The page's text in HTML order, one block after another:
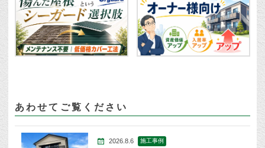
あわせてご覧ください
2026.8.6 施工事例